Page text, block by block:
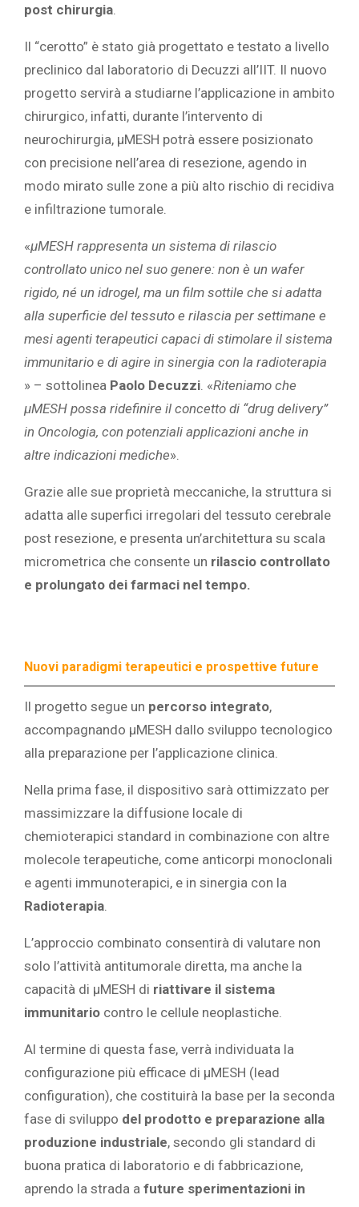
post chirurgia
Il “cerotto” è stato già progettato e testato a livello
preclinico dal laboratorio di Decuzzi all’IIT. Il nuovo
progetto servirà a studiarne l’applicazione in ambito
chirurgico, infatti, durante l’intervento di
neurochirurgia, μMESH potrà essere posizionato
con precisione nell’area di resezione, agendo in
modo mirato sulle zone a più alto rischio di recidiva
e infiltrazione tumorale.
«μMESH rappresenta un sistema di rilascio
controllato unico nel suo genere: non è un wafer
rigido, né un idrogel, ma un film sottile che si adatta
alla superficie del tessuto e rilascia per settimane e
mesi agenti terapeutici capaci di stimolare il sistema
immunitario e di agire in sinergia con la radioterapia
» – sottolinea Paolo Decuzzi . «Riteniamo che
μMESH possa ridefinire il concetto di “drug delivery”
in Oncologia, con potenziali applicazioni anche in
altre indicazioni mediche».
Grazie alle sue proprietà meccaniche, la struttura si
adatta alle superfici irregolari del tessuto cerebrale
post resezione, e presenta un’architettura su scala
micrometrica che consente un rilascio controllato
e prolungato dei farmaci nel tempo.
Nuovi paradigmi terapeutici e prospettive future
Il progetto segue un percorso integrato,
accompagnando μMESH dallo sviluppo tecnologico
alla preparazione per l’applicazione clinica.
Nella prima fase, il dispositivo sarà ottimizzato per
massimizzare la diffusione locale di
chemioterapici standard in combinazione con altre
molecole terapeutiche, come anticorpi monoclonali
e agenti immunoterapici, e in sinergia con la
Radioterapia.
L’approccio combinato consentirà di valutare non
solo l’attività antitumorale diretta, ma anche la
capacità di μMESH di riattivare il sistema
immunitario contro le cellule neoplastiche.
Al termine di questa fase, verrà individuata la
configurazione più efficace di μMESH (lead
configuration), che costituirà la base per la seconda
fase di sviluppo del prodotto e preparazione alla
produzione industriale, secondo gli standard di
buona pratica di laboratorio e di fabbricazione,
aprendo la strada a future sperimentazioni in